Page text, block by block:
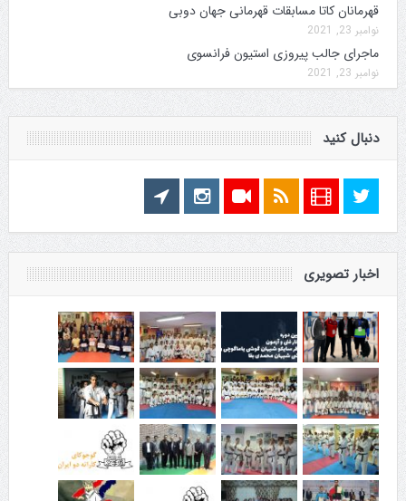
قهرمانان کاتا مسابقات قهرمانی جهان دوبی
نوامبر 23, 2021
ماجرای جالب پیروزی استیون فرانسوی
نوامبر 23, 2021
دنبال کنید
اخبار تصویری